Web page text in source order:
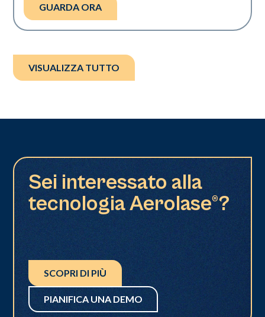
GUARDA ORA
VISUALIZZA TUTTO
Sei interessato alla
tecnologia Aerolase®?
SCOPRI DI PIÙ
PIANIFICA UNA DEMO